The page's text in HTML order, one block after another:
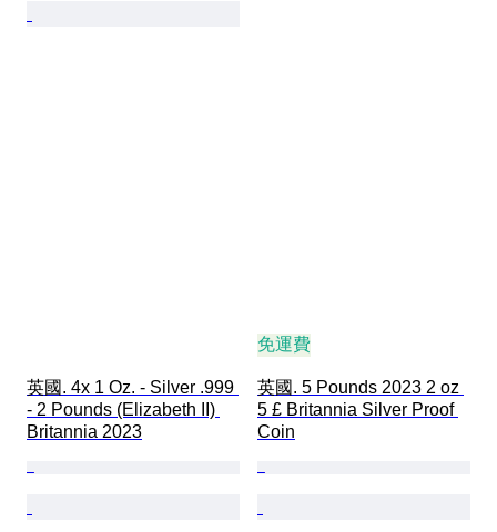
英國. 4x 1 Oz. - Silver .999
- 2 Pounds (Elizabeth II)
Britannia 2023
免運費
英國. 5 Pounds 2023 2 oz
5 £ Britannia Silver Proof
Coin